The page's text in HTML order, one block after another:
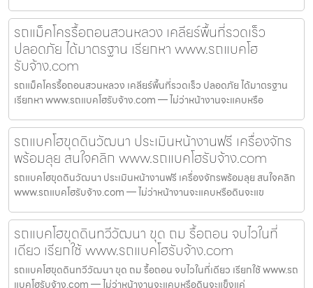
รถแม็คโครรื้อถอนสวนหลวง เคลียร์พื้นที่รวดเร็ว
ปลอดภัย ได้มาตรฐาน เรียกหา www.รถแบคโฮ
รับจ้าง.com
รถแม็คโครรื้อถอนสวนหลวง เคลียร์พื้นที่รวดเร็ว ปลอดภัย ได้มาตรฐาน
เรียกหา www.รถแบคโฮรับจ้าง.com — ไม่ว่าหน้างานจะแคบหรือ
รถแบคโฮขุดดินวัฒนา ประเมินหน้างานฟรี เครื่องจักร
พร้อมลุย สนใจคลิก www.รถแบคโฮรับจ้าง.com
รถแบคโฮขุดดินวัฒนา ประเมินหน้างานฟรี เครื่องจักรพร้อมลุย สนใจคลิก
www.รถแบคโฮรับจ้าง.com — ไม่ว่าหน้างานจะแคบหรือดินจะแข
รถแบคโฮขุดดินทวีวัฒนา ขุด ถม รื้อถอน จบไวในที่
เดียว เรียกใช้ www.รถแบคโฮรับจ้าง.com
รถแบคโฮขุดดินทวีวัฒนา ขุด ถม รื้อถอน จบไวในที่เดียว เรียกใช้ www.รถ
แบคโฮรับจ้าง.com — ไม่ว่าหน้างานจะแคบหรือดินจะแข็งแค่